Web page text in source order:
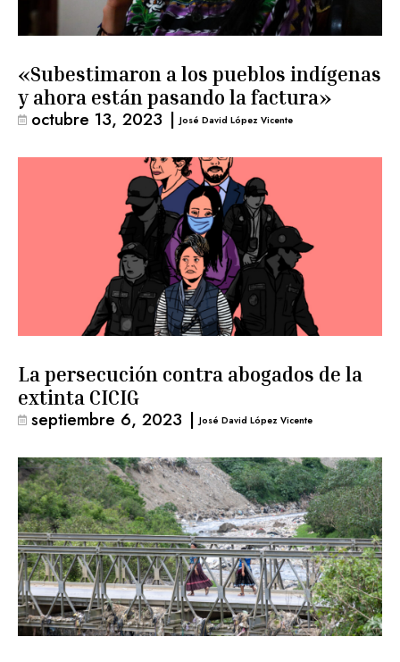
«Subestimaron a los pueblos indígenas
y ahora están pasando la factura»
octubre 13, 2023 | José David López Vicente
La persecución contra abogados de la
extinta CICIG
septiembre 6, 2023 | José David López Vicente